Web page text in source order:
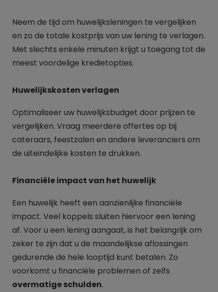
Neem de tijd om huwelijksleningen te vergelijken
en zo de totale kostprijs van uw lening te verlagen.
Met slechts enkele minuten krijgt u toegang tot de
meest voordelige kredietopties.
Huwelijkskosten verlagen
Optimaliseer uw huwelijksbudget door prijzen te
vergelijken. Vraag meerdere offertes op bij
cateraars, feestzalen en andere leveranciers om
de uiteindelijke kosten te drukken.
Financiële impact van het huwelijk
Een huwelijk heeft een aanzienlijke financiële
impact. Veel koppels sluiten hiervoor een lening
af. Voor u een lening aangaat, is het belangrijk om
zeker te zijn dat u de maandelijkse aflossingen
gedurende de hele looptijd kunt betalen. Zo
voorkomt u financiële problemen of zelfs
overmatige schulden.